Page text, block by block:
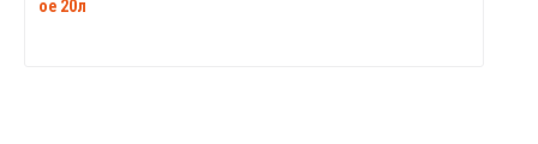
ое 20л